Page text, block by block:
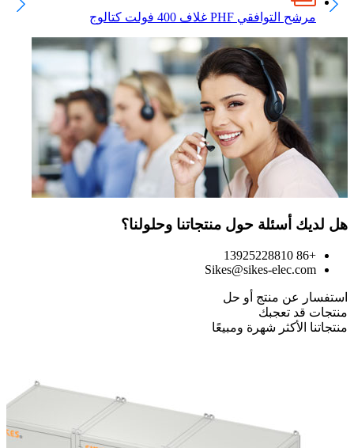
مرشح التوافقي PHF غلاف 400 فولت كتالوج
هل لديك أسئلة حول منتجاتنا وحلولنا؟
+86 13925228810
Sikes@sikes-elec.com
استفسار عن منتج أو حل
منتجات قد تعجبك
منتجاتنا الأكثر شهرة ومبيعًا